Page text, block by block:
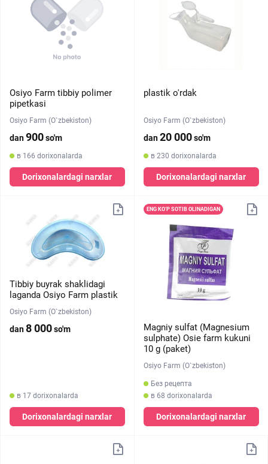
Osiyo Farm tibbiy polimer
pipetkasi
Osiyo Farm (O`zbekiston)
dan900so'm
в 166 dorixonalarda
Dorixonalardagi narxlar
plastik o'rdak
Osiyo Farm (O`zbekiston)
dan20 000so'm
в 230 dorixonalarda
Dorixonalardagi narxlar
Tibbiy buyrak shaklidagi
laganda Osiyo Farm plastik
Osiyo Farm (O`zbekiston)
dan8 000so'm
в 17 dorixonalarda
Dorixonalardagi narxlar
ENG KO‘P SOTIB OLINADIGAN
Magniy sulfat (Magnesium
sulphate) Osie farm kukuni
10 g (paket)
Osiyo Farm (O`zbekiston)
Без рецепта
в 68 dorixonalarda
Dorixonalardagi narxlar